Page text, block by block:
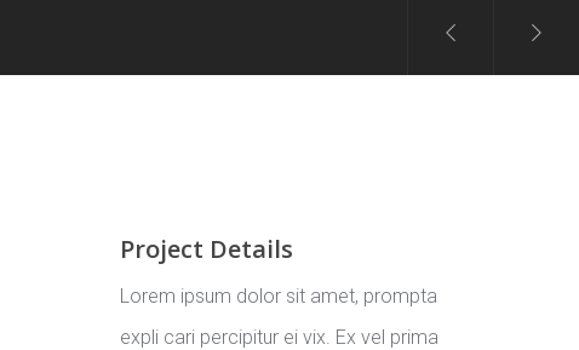
Project Details
Lorem ipsum dolor sit amet, prompta
expli cari percipitur ei vix. Ex vel prima